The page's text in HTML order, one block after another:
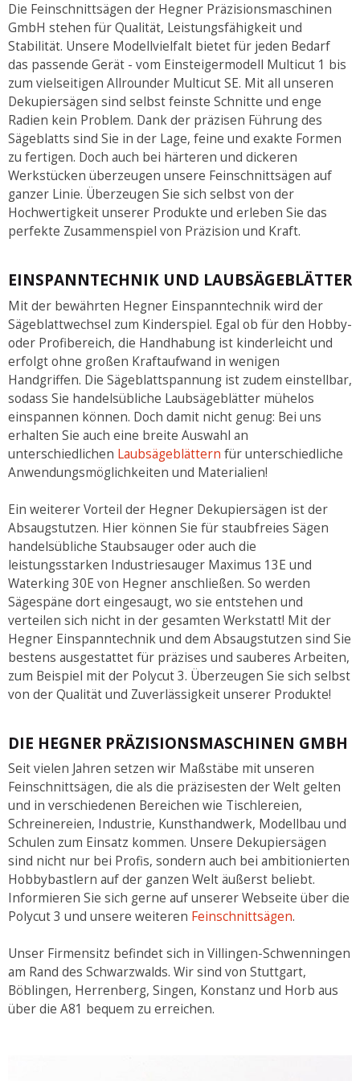
Die Feinschnittsägen der Hegner Präzisionsmaschinen
GmbH stehen für Qualität, Leistungsfähigkeit und
Stabilität. Unsere Modellvielfalt bietet für jeden Bedarf
das passende Gerät - vom Einsteigermodell Multicut 1 bis
zum vielseitigen Allrounder Multicut SE. Mit all unseren
Dekupiersägen sind selbst feinste Schnitte und enge
Radien kein Problem. Dank der präzisen Führung des
Sägeblatts sind Sie in der Lage, feine und exakte Formen
zu fertigen. Doch auch bei härteren und dickeren
Werkstücken überzeugen unsere Feinschnittsägen auf
ganzer Linie. Überzeugen Sie sich selbst von der
Hochwertigkeit unserer Produkte und erleben Sie das
perfekte Zusammenspiel von Präzision und Kraft.
EINSPANNTECHNIK UND LAUBSÄGEBLÄTTER
Mit der bewährten Hegner Einspanntechnik wird der
Sägeblattwechsel zum Kinderspiel. Egal ob für den Hobby-
oder Profibereich, die Handhabung ist kinderleicht und
erfolgt ohne großen Kraftaufwand in wenigen
Handgriffen. Die Sägeblattspannung ist zudem einstellbar,
sodass Sie handelsübliche Laubsägeblätter mühelos
einspannen können. Doch damit nicht genug: Bei uns
erhalten Sie auch eine breite Auswahl an
unterschiedlichen Laubsägeblättern für unterschiedliche
Anwendungsmöglichkeiten und Materialien!
Ein weiterer Vorteil der Hegner Dekupiersägen ist der
Absaugstutzen. Hier können Sie für staubfreies Sägen
handelsübliche Staubsauger oder auch die
leistungsstarken Industriesauger Maximus 13E und
Waterking 30E von Hegner anschließen. So werden
Sägespäne dort eingesaugt, wo sie entstehen und
verteilen sich nicht in der gesamten Werkstatt! Mit der
Hegner Einspanntechnik und dem Absaugstutzen sind Sie
bestens ausgestattet für präzises und sauberes Arbeiten,
zum Beispiel mit der Polycut 3. Überzeugen Sie sich selbst
von der Qualität und Zuverlässigkeit unserer Produkte!
DIE HEGNER PRÄZISIONSMASCHINEN GMBH
Seit vielen Jahren setzen wir Maßstäbe mit unseren
Feinschnittsägen, die als die präzisesten der Welt gelten
und in verschiedenen Bereichen wie Tischlereien,
Schreinereien, Industrie, Kunsthandwerk, Modellbau und
Schulen zum Einsatz kommen. Unsere Dekupiersägen
sind nicht nur bei Profis, sondern auch bei ambitionierten
Hobbybastlern auf der ganzen Welt äußerst beliebt.
Informieren Sie sich gerne auf unserer Webseite über die
Polycut 3 und unsere weiteren Feinschnittsägen.
Unser Firmensitz befindet sich in Villingen-Schwenningen
am Rand des Schwarzwalds. Wir sind von Stuttgart,
Böblingen, Herrenberg, Singen, Konstanz und Horb aus
über die A81 bequem zu erreichen.